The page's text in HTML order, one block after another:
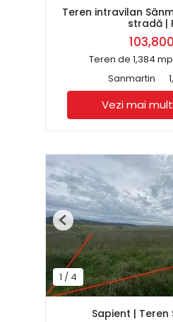
Teren intravilan
stradă |
Teren de 1,384
Sanmartin
Vezi mai
1 / 4
Previous
Sapient | Teren